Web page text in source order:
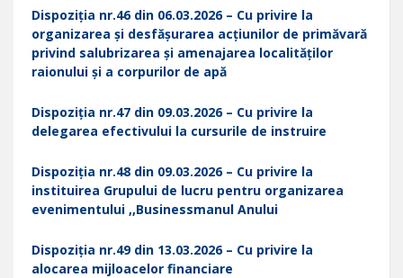
Dispoziția nr.46 din 06.03.2026 – Cu privire la
organizarea și desfășurarea acțiunilor de primăvară
privind salubrizarea și amenajarea localităților
raionului și a corpurilor de apă
Dispoziția nr.47 din 09.03.2026 – Cu privire la
delegarea efectivului la cursurile de instruire
Dispoziția nr.48 din 09.03.2026 – Cu privire la
instituirea Grupului de lucru pentru organizarea
evenimentului ,,Businessmanul Anului
Dispoziția nr.49 din 13.03.2026 – Cu privire la
alocarea mijloacelor financiare